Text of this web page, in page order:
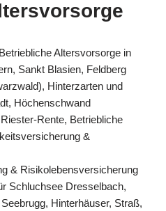
Altersvorsorge in
Sankt Blasien, Feldberg
Hinterzarten und
Höchenschwand
Rente, Betriebliche
&
& Risikolebensversicherung
Schluchsee Dresselbach,
Hinterhäuser, Straß,